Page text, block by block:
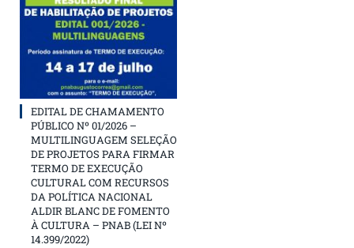
EDITAL DE CHAMAMENTO
PÚBLICO Nº 01/2026 –
MULTILINGUAGEM SELEÇÃO
DE PROJETOS PARA FIRMAR
TERMO DE EXECUÇÃO
CULTURAL COM RECURSOS
DA POLÍTICA NACIONAL
ALDIR BLANC DE FOMENTO
À CULTURA – PNAB (LEI Nº
14.399/2022)